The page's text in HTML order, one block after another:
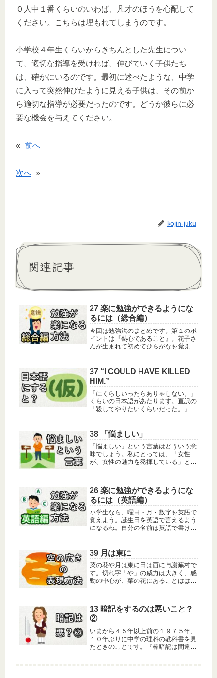
０人中１番くらいのいわば、凡才のほうを心配して
ください。こちらは埋もれてしまうのです。
小学校４年生くらいからきちんとした先生につい
て、適切な指導を受ければ、伸びていく子供たち
は、確かにいるのです。最初に述べたような、中学
に入って突然伸びたように見える子供は、その前か
ら適切な指導が必要だったのです。どうか彼らに必
要な機会を与えてください。
« 前へ
次へ »
kojin-juku
関連記事
27 楽に勉強ができるようにな
るには（総合編）
今回は勉強法のまとめです。第１のポ
イントは『熱心であること』。花子さ
んが生まれて初めてひらがなを覚えよ
れません。もし犬が大好きなら「い」
と「ぬ」を簡単に覚えるかもしれない
ですね...
37 “I COULD HAVE KILLED
HIM.”
「にくらしいったらありゃしない。」
くらいの日本語があたります。直訳の
「殺してやりたいくらいだった。」と
抜いて車内に中身をまき散らした。こ
れを思い出して、人に語っている母親
の...
38 「悩ましい」
「悩ましい」という言葉はどういう意
味でしょう。私にとっては、「女性
が、女性の魅力を発揮している」とい
む」という言葉との関係がわからずに
強い印象を受けました。そのせいで
「悩まし...
26 楽に勉強ができるようにな
るには（英語編）
小学生なら、曜日・月・数字を英語で
覚えよう。誕生日を英語で言えるよう
になるね。自分の名前は英語で書ける
「イヌ」「たまご」「魚」「女の子」
「家」「氷」「跳ぶ」「蹴る」「足」
「...
39 月は東に
菜の花や月は東に日は西に与謝蕪村で
す。切れ字「や」の威力は大きく、感
動の中心が、菜の花にあることははっ
のは、月と太陽です。月は東に在っ
て、今昇ろうとしている満月です。太
陽は...
13 暗記をするのは悪いこと？
②
いまから４５年以上前の１９７５年、
１０年ぶりに中学の理科の教科書を見
たときのことです。『棒暗記は間違っ